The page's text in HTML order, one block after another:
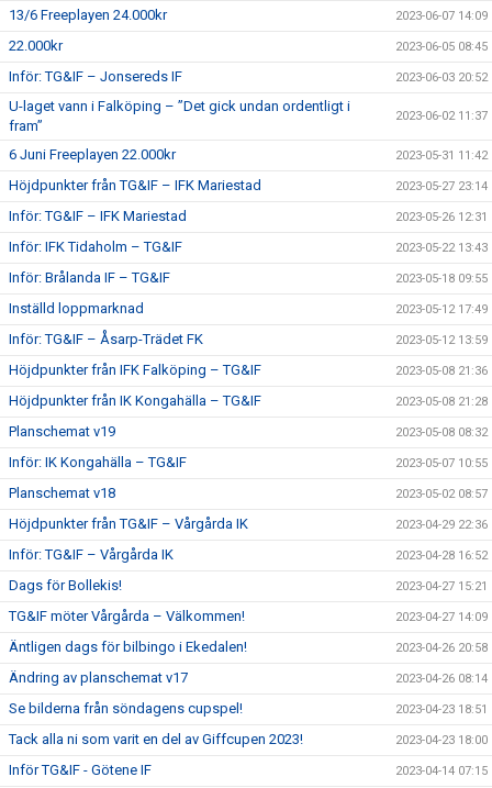
13/6 Freeplayen 24.000kr 2023-06-07 14:09
22.000kr 2023-06-05 08:45
Inför: TG&IF – Jonsereds IF 2023-06-03 20:52
U-laget vann i Falköping – ”Det gick undan ordentligt i
fram”
2023-06-02 11:37
6 Juni Freeplayen 22.000kr 2023-05-31 11:42
Höjdpunkter från TG&IF – IFK Mariestad 2023-05-27 23:14
Inför: TG&IF – IFK Mariestad 2023-05-26 12:31
Inför: IFK Tidaholm – TG&IF 2023-05-22 13:43
Inför: Brålanda IF – TG&IF 2023-05-18 09:55
Inställd loppmarknad 2023-05-12 17:49
Inför: TG&IF – Åsarp-Trädet FK 2023-05-12 13:59
Höjdpunkter från IFK Falköping – TG&IF 2023-05-08 21:36
Höjdpunkter från IK Kongahälla – TG&IF 2023-05-08 21:28
Planschemat v19 2023-05-08 08:32
Inför: IK Kongahälla – TG&IF 2023-05-07 10:55
Planschemat v18 2023-05-02 08:57
Höjdpunkter från TG&IF – Vårgårda IK 2023-04-29 22:36
Inför: TG&IF – Vårgårda IK 2023-04-28 16:52
Dags för Bollekis! 2023-04-27 15:21
TG&IF möter Vårgårda – Välkommen! 2023-04-27 14:09
Äntligen dags för bilbingo i Ekedalen! 2023-04-26 20:58
Ändring av planschemat v17 2023-04-26 08:14
Se bilderna från söndagens cupspel! 2023-04-23 18:51
Tack alla ni som varit en del av Giffcupen 2023! 2023-04-23 18:00
Inför TG&IF - Götene IF 2023-04-14 07:15